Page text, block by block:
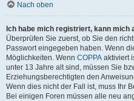
Nach oben
Ich habe mich registriert, kann mich
Überprüfen Sie zuerst, ob Sie den
Passwort eingegeben haben. Wenn
Möglichkeiten. Wenn COPPA aktiviert
unter 13 Jahre alt sind, müssen Sie
Erziehungsberechtigten den
Wenn dies nicht der Fall ist, muss Ihr
Bei einigen Foren müssen alle neu